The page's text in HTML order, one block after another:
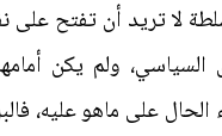
لا تريد أن تفتح على
ولم يكن
على ماهو عليه،